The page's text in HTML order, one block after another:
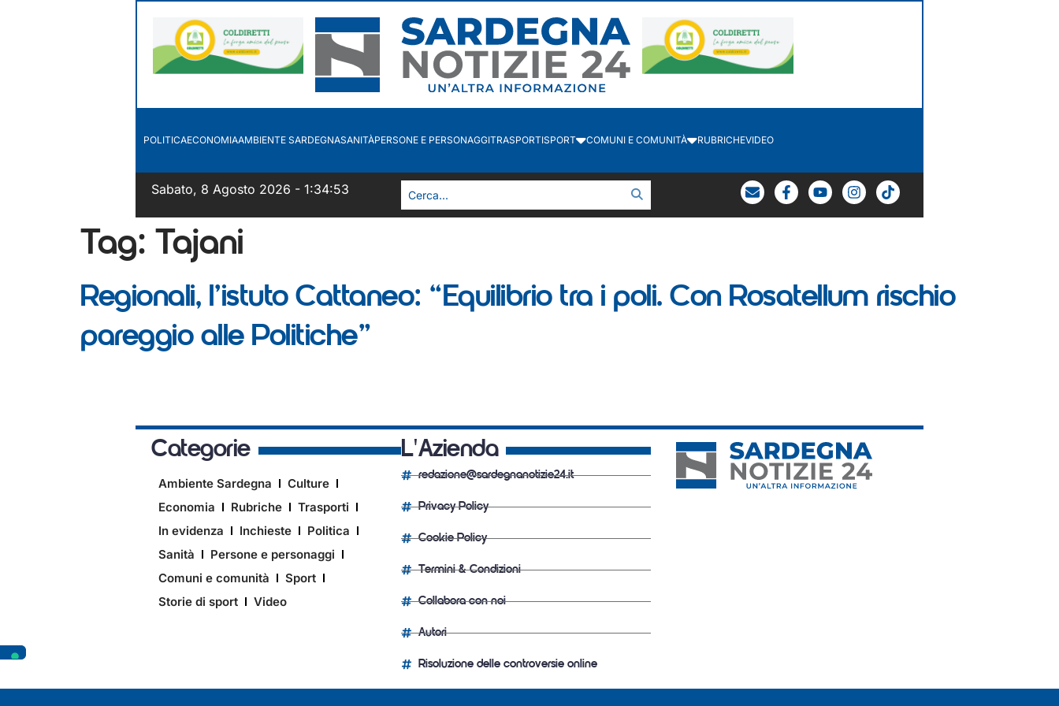
POLITICAECONOMIAAMBIENTE SARDEGNASANITÀPERSONE E PERSONAGGITRASPORTISPORT COMUNI E COMUNITÀ RUBRICHEVIDEO
Sabato, 8 Agosto 2026 - 1:34:53
Tag: Tajani
Regionali, l’istuto Cattaneo: “Equilibrio tra i poli. Con Rosatellum rischio
pareggio alle Politiche”
Categorie
Ambiente Sardegna
Culture
Economia
Rubriche
Trasporti
In evidenza
Inchieste
Politica
Sanità
Persone e personaggi
Comuni e comunità
Sport
Storie di sport
Video
L'Azienda
redazione@sardegnanotizie24.it
Privacy Policy
Cookie Policy
Termini & Condizioni
Collabora con noi
Autori
Risoluzione delle controversie online